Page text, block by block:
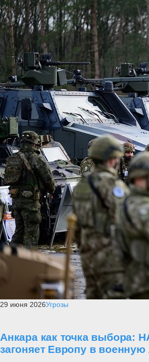
29 июня 2026Угрозы
Анкара как точка выбора:
загоняет Европу в